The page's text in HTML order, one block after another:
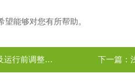
能够对您有所帮助。
调整工作介绍 下一篇：